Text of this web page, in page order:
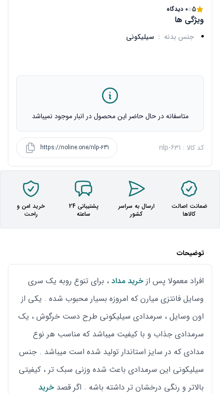
5 0 دیدگاه
ویژگی ها
جنس بدنه : سیلیکونی
متاسفانه در حال حاضر این محصول در انبار موجود نمیباشد
کد کالا : nlp-631 https://noline.one/nlp-631
ضمانت اصالت
کالاها
ارسال به سراسر
کشور
پشتیبانی 24
ساعته
خرید امن و
راحت
توضیحات
افراد معمولا پس از خرید مداد ، برای تنوع روبه یک سری
وسایل فانتزی میارن که امروزه بسیار محبوب شده . یکی از
اون وسایل ، سرمدادی سیلیکونی طرح دست خرگوش ، یک
سرمدادی جذاب و با کیفیت میباشد که مناسب هر نوع
مدادی که در سایز استاندار تولید شده است میباشد . جنس
سیلیکونی این سرمدادی باعث شده وزنی سبک تر ، کیفیتی
بالاتر و رنگی درخشان تر داشته باشه . اگر قصد خرید